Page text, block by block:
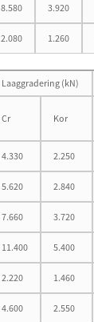
8.580 3.920
2.080 1.260
Laaggradering (kN)
Cr Kor
4.330 2.250
5.620 2.840
7.660 3.720
11.400 5.400
2.220 1.460
4.600 2.550